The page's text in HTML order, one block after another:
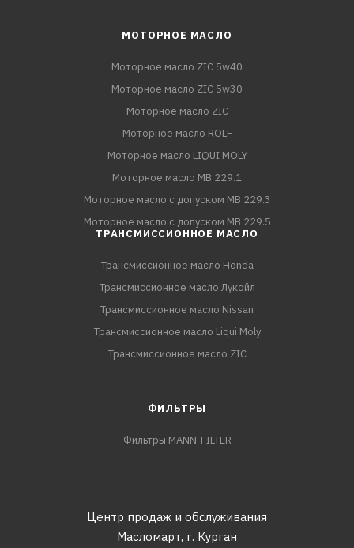
МОТОРНОЕ МАСЛО
Моторное масло ZIC 5w40
Моторное масло ZIC 5w30
Моторное масло ZIC
Моторное масло ROLF
Моторное масло LIQUI MOLY
Моторное масло MB 229.1
Моторное масло с допуском MB 229.3
Моторное масло с допуском MB 229.5
ТРАНСМИССИОННОЕ МАСЛО
Трансмиссионное масло Honda
Трансмиссионное масло Лукойл
Трансмиссионное масло Nissan
Трансмиссионное масло Liqui Moly
Трансмиссионное масло ZIC
ФИЛЬТРЫ
Фильтры MANN-FILTER
Центр продаж и обслуживания
Масломарт, г. Курган